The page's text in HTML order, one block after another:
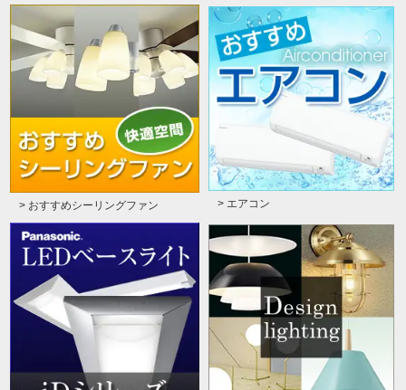
> おすすめシーリングファン > エアコン